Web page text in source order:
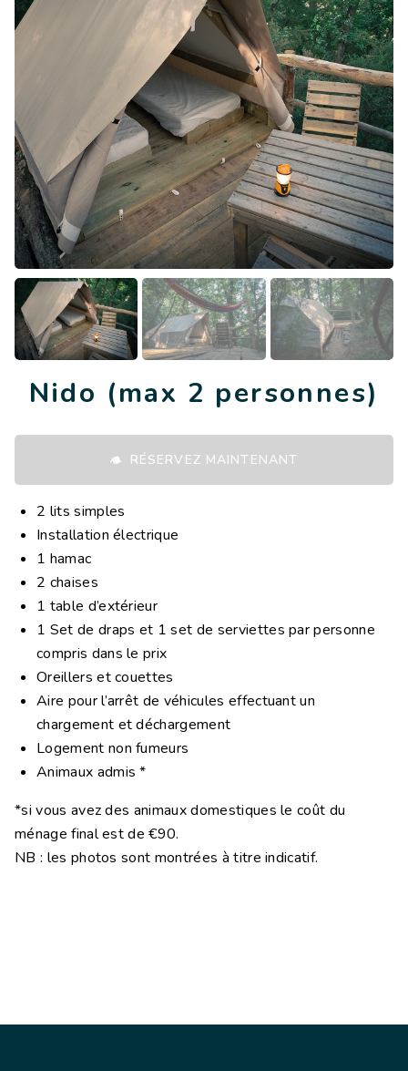
Nido (max 2 personnes)
RÉSERVEZ MAINTENANT
2 lits simples
Installation électrique
1 hamac
2 chaises
1 table d’extérieur
1 Set de draps et 1 set de serviettes par personne
compris dans le prix
Oreillers et couettes
Aire pour l’arrêt de véhicules effectuant un
chargement et déchargement
Logement non fumeurs
Animaux admis *
*si vous avez des animaux domestiques le coût du
ménage final est de €90.
NB : les photos sont montrées à titre indicatif.